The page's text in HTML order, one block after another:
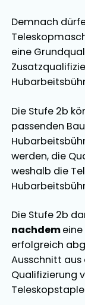
Demnach
eine
Die Stufe 2b
passenden
werden, die
weshalb die
Die Stufe 2b
nachdem
erfolgreich
Ausschnitt aus
Qualifizierung